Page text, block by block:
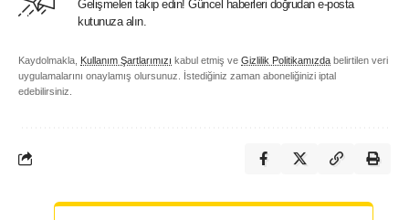
Gelişmeleri takip edin! Güncel haberleri doğrudan e-posta
kutunuza alın.
Kaydolmakla, Kullanım Şartlarımızı kabul etmiş ve Gizlilik Politikamızda belirtilen veri
uygulamalarını onaylamış olursunuz. İstediğiniz zaman aboneliğinizi iptal
edebilirsiniz.